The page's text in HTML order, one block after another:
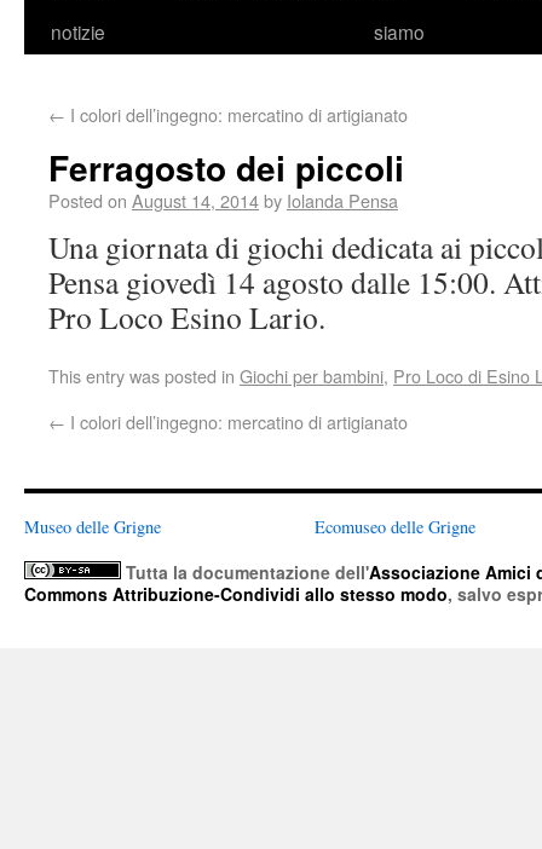
notizie
siamo
← I colori dell’ingegno: mercatino di artigianato
Ferragosto dei piccoli
Posted on August 14, 2014by Iolanda Pensa
Una giornata di giochi dedicata ai
Pensa giovedì 14 agosto dalle 15:00.
Pro Loco Esino Lario.
This entry was posted in Giochi per bambini, Pro Loco di Esino
← I colori dell’ingegno: mercatino di artigianato
Museo delle Grigne Ecomuseo delle Grigne
Tutta la documentazione dell'Associazione Amici
Commons Attribuzione-Condividi allo stesso modo, salvo